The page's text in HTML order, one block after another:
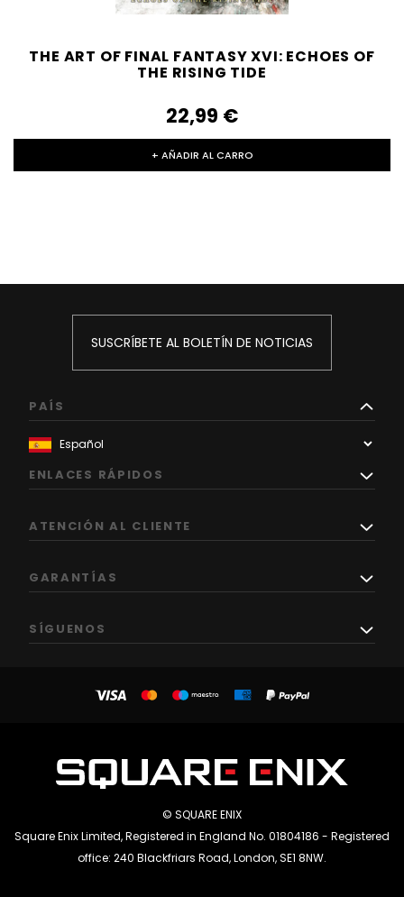
THE ART OF FINAL FANTASY XVI: ECHOES OF
THE RISING TIDE
22,99‎ ‎€
+ AÑADIR AL CARRO
SUSCRÍBETE AL BOLETÍN DE NOTICIAS
PAÍS
ENLACES RÁPIDOS
ATENCIÓN AL CLIENTE
GARANTÍAS
SÍGUENOS
© SQUARE ENIX
Square Enix Limited, Registered in England No. 01804186 - Registered
office: 240 Blackfriars Road, London, SE1 8NW.